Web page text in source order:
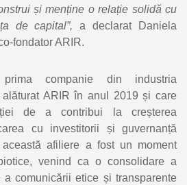
și menține o relație solidă cu
de capital”,a declarat Daniela
fondator ARIR.
companie din industria
ARIR în anul 2019 și care
de a contribui la creșterea
cu investitorii și guvernanță
această afiliere a fost un moment
venind ca o consolidare a
a comunicării etice și transparente